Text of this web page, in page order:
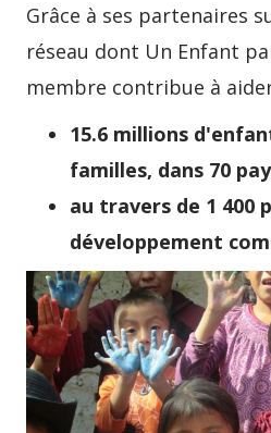
Grâce à ses partenaires
réseau dont Un Enfant
membre contribue à
15.6 millions
familles, dans 70
au travers de 1 400
développement